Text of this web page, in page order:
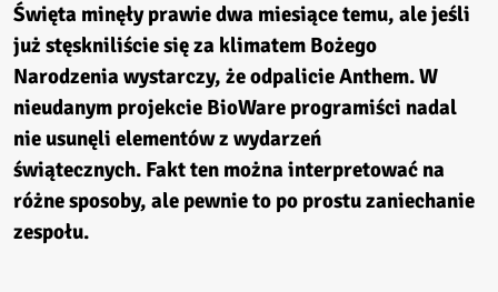
Święta minęły prawie dwa miesiące temu, ale jeśli
już stęskniliście się za klimatem Bożego
Narodzenia wystarczy, że odpalicieAnthem. W
nieudanym projekcie BioWare programiści nadal
nie usunęli elementów z wydarzeń
świątecznych. Fakt ten można interpretować na
różne sposoby, ale pewnie to po prostu zaniechanie
zespołu.